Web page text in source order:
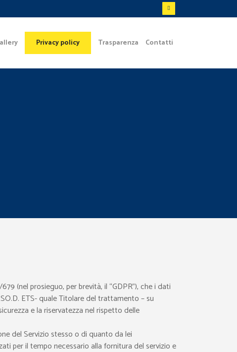
Privacy policy Trasparenza Contatti
(nel prosieguo, per brevità, il “GDPR”), che i dati
ETS- quale Titolare del trattamento – su
e la riservatezza nel rispetto delle
del Servizio stesso o di quanto da lei
per il tempo necessario alla fornitura del servizio e